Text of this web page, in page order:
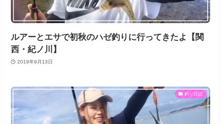
ルアーとエサで初秋のハゼ釣りに行ってきたよ【関
西・紀ノ川】
2019年9月13日
釣り日記